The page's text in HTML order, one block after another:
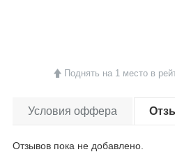
Поднять на 1 место в
Условия оффера
Отзывов пока не добавлено.